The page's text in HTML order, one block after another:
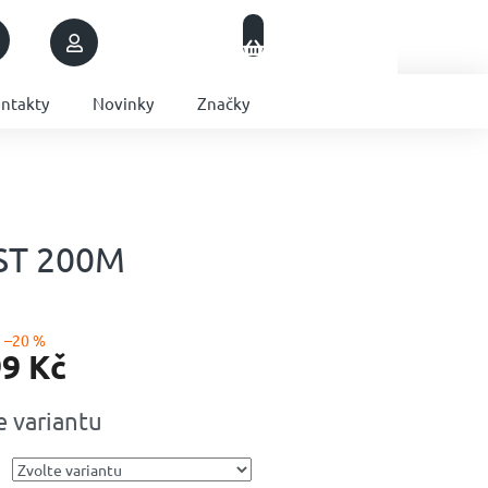
Novinky Značky
200M
–20 %
Kč
variantu